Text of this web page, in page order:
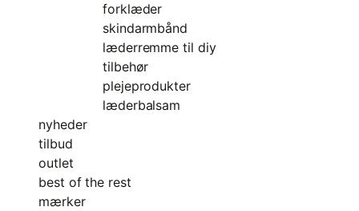
forklæder
skindarmbånd
læderremme til diy
tilbehør
plejeprodukter
læderbalsam
nyheder
tilbud
outlet
best of the rest
mærker